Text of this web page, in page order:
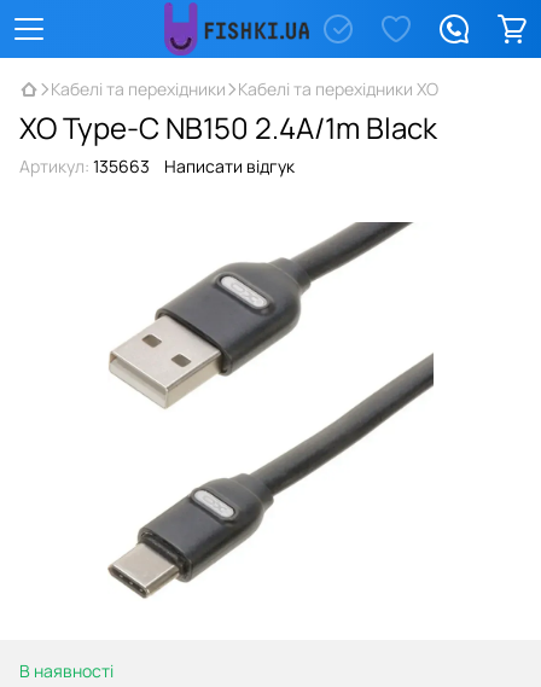
Кабелі та перехідники Кабелі та перехідники XO
XO Type-C NB150 2.4A/1m Black
Артикул: 135663 Написати відгук
В наявності